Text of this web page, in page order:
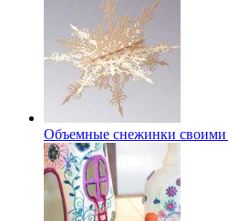
Объемные снежинки своими